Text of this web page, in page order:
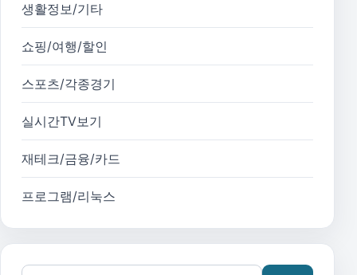
생활정보/기타
쇼핑/여행/할인
스포츠/각종경기
실시간TV보기
재테크/금융/카드
프로그램/리눅스